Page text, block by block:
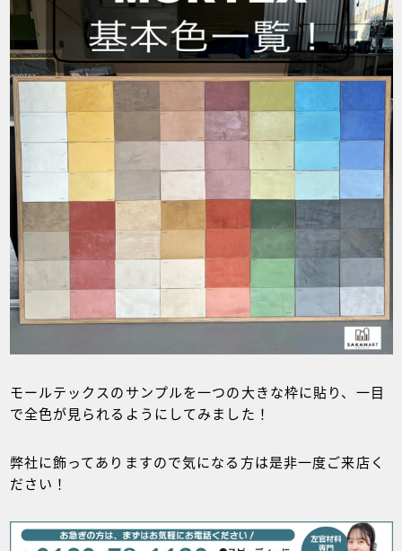
モールテックスのサンプルを一つの大きな枠に貼り、一目
で全色が見られるようにしてみました！
弊社に飾ってありますので気になる方は是非一度ご来店く
ださい！